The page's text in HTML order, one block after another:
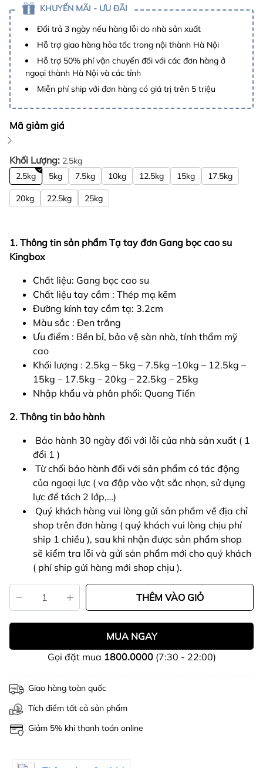
KHUYẾN MÃI - ƯU ĐÃI
Đổi trả 3 ngày nếu hàng lỗi do nhà sản xuất
Hỗ trợ giao hàng hỏa tốc trong nội thành Hà Nội
Hỗ trợ 50% phí vận chuyển đối với các đơn hàng ở
ngoại thành Hà Nội và các tỉnh
Miễn phí ship với đơn hàng có giá trị trên 5 triệu
Mã giảm giá
Khối Lượng: 2.5kg
2.5kg
5kg 7.5kg 10kg 12.5kg 15kg 17.5kg
20kg 22.5kg 25kg
1. Thông tin sản phẩm Tạ tay đơn Gang bọc cao su
Kingbox
Chất liệu: Gang bọc cao su
Chất liệu tay cầm : Thép mạ kẽm
Đường kính tay cầm tạ: 3.2cm
Màu sắc : Đen trắng
Ưu điểm : Bền bỉ, bảo vệ sàn nhà, tính thẩm mỹ
cao
Khối lượng : 2.5kg – 5kg – 7.5kg –10kg – 12.5kg –
15kg – 17.5kg – 20kg – 22.5kg – 25kg
Nhập khẩu và phân phối: Quang Tiến
2. Thông tin bảo hành
Bảo hành 30 ngày đối với lỗi của nhà sản xuất ( 1
đổi 1 )
Từ chối bảo hành đối với sản phẩm có tác động
của ngoại lực ( va đập vào vật sắc nhọn, sử dụng
lực để tách 2 lớp,…)
Quý khách hàng vui lòng gửi sản phẩm về địa chỉ
shop trên đơn hàng ( quý khách vui lòng chịu phí
ship 1 chiều ), sau khi nhận được sản phẩm shop
sẽ kiểm tra lỗi và gửi sản phẩm mới cho quý khách
( phí ship gửi hàng mới shop chịu ).
THÊM VÀO GIỎ
MUA NGAY
Gọi đặt mua 1800.0000(7:30 - 22:00)
Giao hàng toàn quốc
Tích điểm tất cả sản phẩm
Giảm 5% khi thanh toán online